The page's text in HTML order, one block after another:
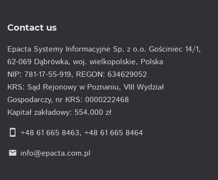
Contact us
Epacta Systemy Informacyjne Sp. z o.o. Gościniec 14/1,
62-069 Dąbrówka, woj. wielkopolskie, Polska
NIP: 781-17-55-919, REGON: 634629052
KRS: Sąd Rejonowy w Poznaniu, VIII Wydział
Gospodarczy, nr KRS: 0000222468
Kapitał zakładowy: 554.000 zł
smartphone +48 61 665 8463, +48 61 665 8464
email info@epacta.com.pl